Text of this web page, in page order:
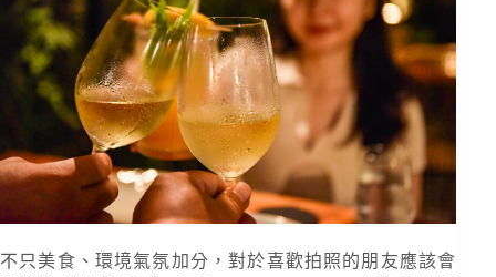
不只美食、環境氣氛加分，對於喜歡拍照的朋友應該會